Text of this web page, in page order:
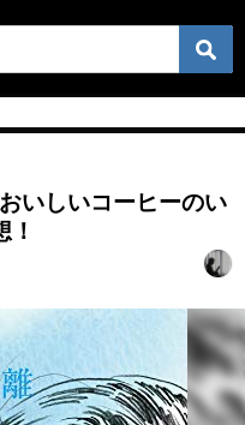
いしいコーヒーのい
！